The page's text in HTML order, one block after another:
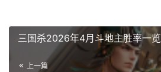
三国杀2026年4月斗地主胜率一览
上一篇